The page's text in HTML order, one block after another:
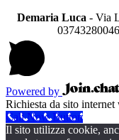
Demaria Luca - Via
Powered by
Richiesta da sito
Call Now Button
Il sito utilizza cookie,